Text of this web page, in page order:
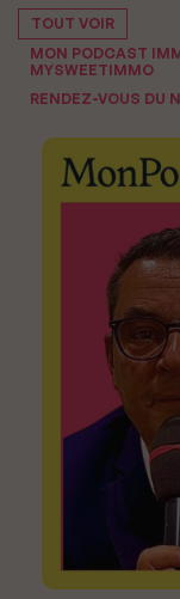
TOUT VOIR
MON PODCAST
MYSWEETIMMO
RENDEZ-VOUS DU